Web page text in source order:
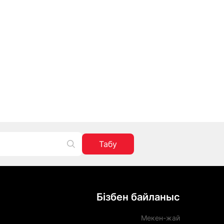
Табу
Бізбен байланыс
Мекен-жай